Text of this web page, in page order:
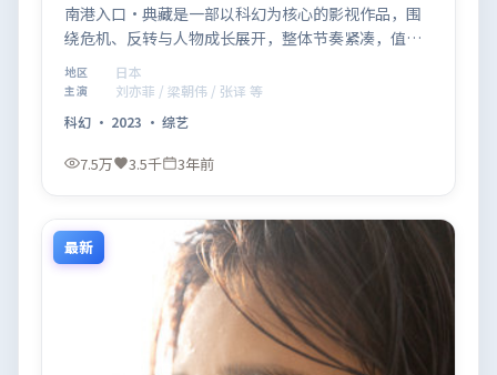
南港入口·典藏是一部以科幻为核心的影视作品，围
绕危机、反转与人物成长展开，整体节奏紧凑，值得
推荐观看。
地区 日本
主演
刘亦菲 / 梁朝伟 / 张译 等
科幻 · 2023 · 综艺
7.5万 3.5千 3年前
最新